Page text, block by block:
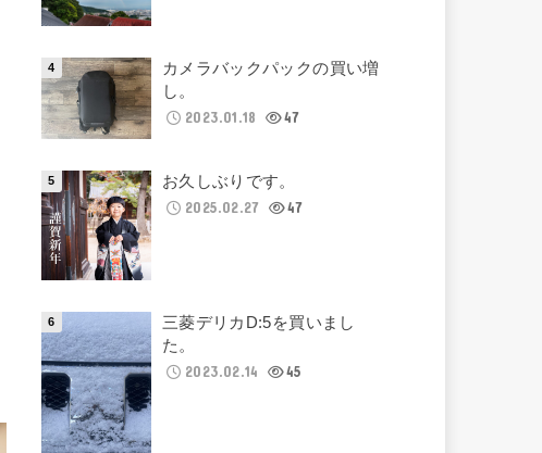
カメラバックパックの買い増
し。
2023.01.18
47
お久しぶりです。
2025.02.27
47
三菱デリカD:5を買いまし
た。
2023.02.14
45